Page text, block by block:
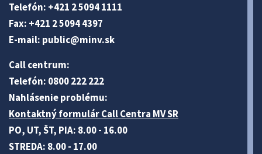
Telefón: +421 2 5094 1111
Fax: +421 2 5094 4397
E-mail: public@minv.sk
Call centrum:
Telefón: 0800 222 222
Nahlásenie problému:
Kontaktný formulár Call Centra MV SR
PO, UT, ŠT, PIA: 8.00 - 16.00
STREDA: 8.00 - 17.00